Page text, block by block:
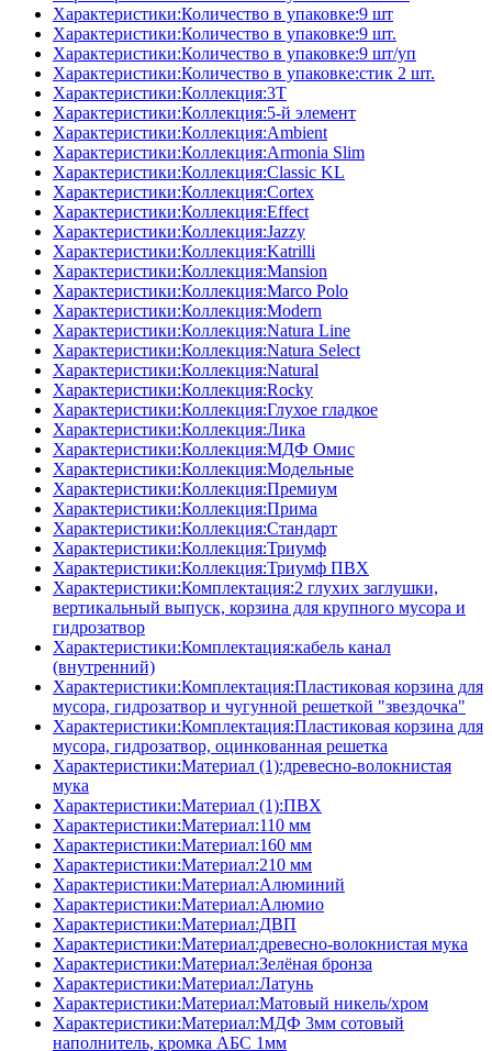
Характеристики:Количество в упаковке:9 шт
Характеристики:Количество в упаковке:9 шт.
Характеристики:Количество в упаковке:9 шт/уп
Характеристики:Количество в упаковке:стик 2 шт.
Характеристики:Коллекция:3T
Характеристики:Коллекция:5-й элемент
Характеристики:Коллекция:Ambient
Характеристики:Коллекция:Armonia Slim
Характеристики:Коллекция:Classic KL
Характеристики:Коллекция:Cortex
Характеристики:Коллекция:Effect
Характеристики:Коллекция:Jazzy
Характеристики:Коллекция:Katrilli
Характеристики:Коллекция:Mansion
Характеристики:Коллекция:Marco Polo
Характеристики:Коллекция:Modern
Характеристики:Коллекция:Natura Line
Характеристики:Коллекция:Natura Select
Характеристики:Коллекция:Natural
Характеристики:Коллекция:Rocky
Характеристики:Коллекция:Глухое гладкое
Характеристики:Коллекция:Лика
Характеристики:Коллекция:МДФ Омис
Характеристики:Коллекция:Модельные
Характеристики:Коллекция:Премиум
Характеристики:Коллекция:Прима
Характеристики:Коллекция:Стандарт
Характеристики:Коллекция:Триумф
Характеристики:Коллекция:Триумф ПВХ
Характеристики:Комплектация:2 глухих заглушки,
вертикальный выпуск, корзина для крупного мусора и
гидрозатвор
Характеристики:Комплектация:кабель канал
(внутренний)
Характеристики:Комплектация:Пластиковая корзина для
мусора, гидрозатвор и чугунной решеткой "звездочка"
Характеристики:Комплектация:Пластиковая корзина для
мусора, гидрозатвор, оцинкованная решетка
Характеристики:Материал (1):древесно-волокнистая
мука
Характеристики:Материал (1):ПВХ
Характеристики:Материал:110 мм
Характеристики:Материал:160 мм
Характеристики:Материал:210 мм
Характеристики:Материал:Алюминий
Характеристики:Материал:Алюмио
Характеристики:Материал:ДВП
Характеристики:Материал:древесно-волокнистая мука
Характеристики:Материал:Зелёная бронза
Характеристики:Материал:Латунь
Характеристики:Материал:Матовый никель/хром
Характеристики:Материал:МДФ 3мм сотовый
наполнитель, кромка AБC 1мм